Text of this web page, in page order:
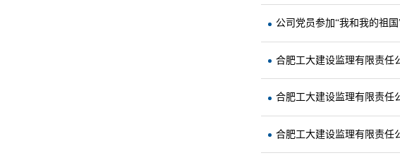
公司党员参加“我和我的祖
合肥工大建设监理有限责任
合肥工大建设监理有限责任
合肥工大建设监理有限责任